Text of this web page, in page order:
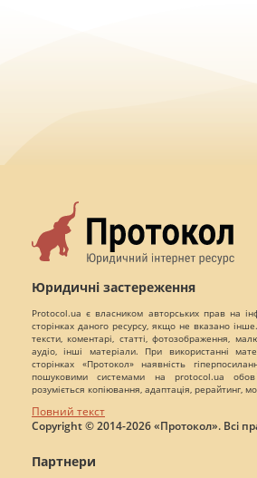
Юридичні застереження
Protocol.ua є власником авторських прав на
сторінках даного ресурсу, якщо не вказано
тексти, коментарі, статті, фотозображення,
аудіо, інші матеріали. При використанні
сторінках «Протокол» наявність
пошуковими системами на protocol.ua
розуміється копіювання, адаптація, рерайтинг,
Повний текст
Copyright © 2014-2026 «Протокол». Всі
Партнери